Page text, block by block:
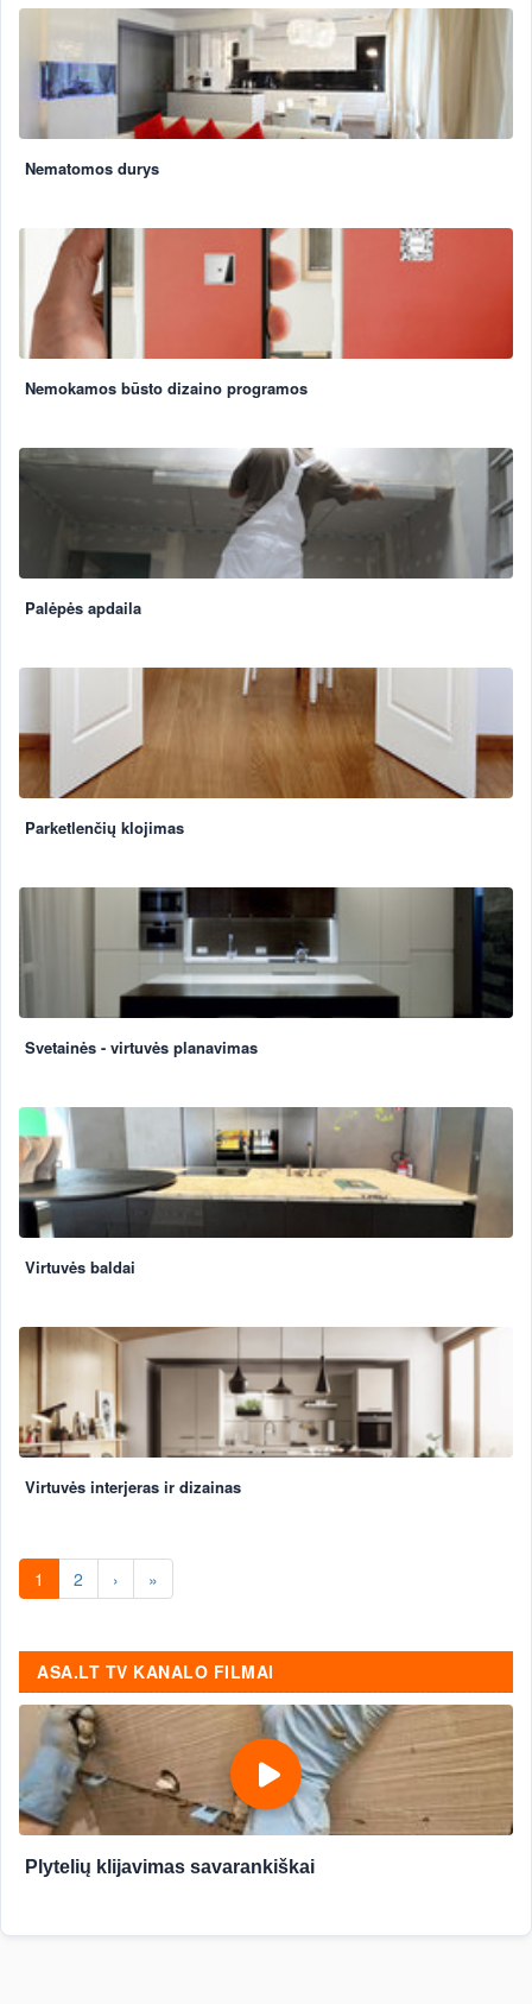
Nematomos durys
Nemokamos būsto dizaino programos
Palėpės apdaila
Parketlenčių klojimas
Svetainės - virtuvės planavimas
Virtuvės baldai
Virtuvės interjeras ir dizainas
1 2 › »
ASA.LT TV KANALO FILMAI
Plytelių klijavimas savarankiškai